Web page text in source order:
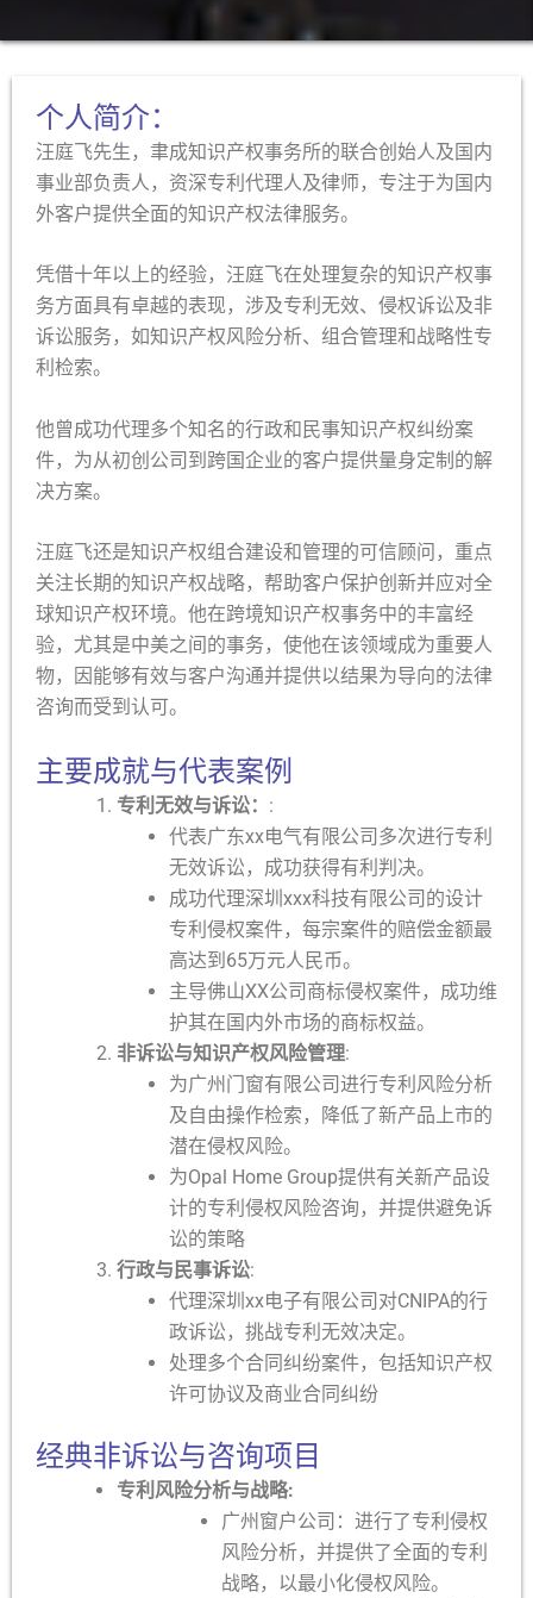
个人简介：
汪庭飞先生，聿成知识产权事务所的联合创始人及国内
事业部负责人，资深专利代理人及律师，专注于为国内
外客户提供全面的知识产权法律服务。
凭借十年以上的经验，汪庭飞在处理复杂的知识产权事
务方面具有卓越的表现，涉及专利无效、侵权诉讼及非
诉讼服务，如知识产权风险分析、组合管理和战略性专
利检索。
他曾成功代理多个知名的行政和民事知识产权纠纷案
件，为从初创公司到跨国企业的客户提供量身定制的解
决方案。
汪庭飞还是知识产权组合建设和管理的可信顾问，重点
关注长期的知识产权战略，帮助客户保护创新并应对全
球知识产权环境。他在跨境知识产权事务中的丰富经
验，尤其是中美之间的事务，使他在该领域成为重要人
物，因能够有效与客户沟通并提供以结果为导向的法律
咨询而受到认可。
主要成就与代表案例
专利无效与诉讼： :
代表广东xx电气有限公司多次进行专利
无效诉讼，成功获得有利判决。
成功代理深圳xxx科技有限公司的设计
专利侵权案件，每宗案件的赔偿金额最
高达到65万元人民币。
主导佛山XX公司商标侵权案件，成功维
护其在国内外市场的商标权益。
非诉讼与知识产权风险管理:
为广州门窗有限公司进行专利风险分析
及自由操作检索，降低了新产品上市的
潜在侵权风险。
为Opal Home Group提供有关新产品设
计的专利侵权风险咨询，并提供避免诉
讼的策略
行政与民事诉讼:
代理深圳xx电子有限公司对CNIPA的行
政诉讼，挑战专利无效决定。
处理多个合同纠纷案件，包括知识产权
许可协议及商业合同纠纷
经典非诉讼与咨询项目
专利风险分析与战略:
广州窗户公司：进行了专利侵权
风险分析，并提供了全面的专利
战略，以最小化侵权风险。